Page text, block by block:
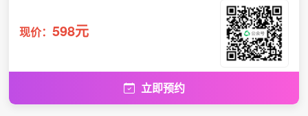
现价： 598元
立即预约